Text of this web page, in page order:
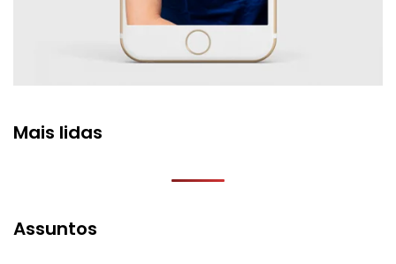
Mais lidas
Assuntos